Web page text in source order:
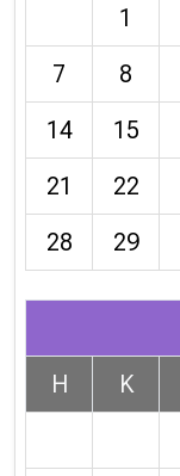
1
7
8
14
15
21
22
28
29
H
K